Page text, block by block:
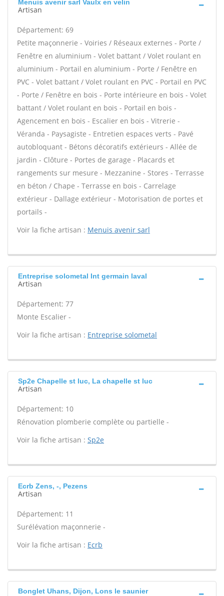
Menuis avenir sarl Vaulx en velin
Artisan
Département: 69
Petite maçonnerie - Voiries / Réseaux externes - Porte /
Fenêtre en aluminium - Volet battant / Volet roulant en
aluminium - Portail en aluminium - Porte / Fenêtre en
PVC - Volet battant / Volet roulant en PVC - Portail en PVC
- Porte / Fenêtre en bois - Porte intérieure en bois - Volet
battant / Volet roulant en bois - Portail en bois -
Agencement en bois - Escalier en bois - Vitrerie -
Véranda - Paysagiste - Entretien espaces verts - Pavé
autobloquant - Bétons décoratifs extérieurs - Allée de
jardin - Clôture - Portes de garage - Placards et
rangements sur mesure - Mezzanine - Stores - Terrasse
en béton / Chape - Terrasse en bois - Carrelage
extérieur - Dallage extérieur - Motorisation de portes et
portails -
Voir la fiche artisan : Menuis avenir sarl
Entreprise solometal Int germain laval
Artisan
Département: 77
Monte Escalier -
Voir la fiche artisan : Entreprise solometal
Sp2e Chapelle st luc, La chapelle st luc
Artisan
Département: 10
Rénovation plomberie complète ou partielle -
Voir la fiche artisan : Sp2e
Ecrb Zens, -, Pezens
Artisan
Département: 11
Surélévation maçonnerie -
Voir la fiche artisan : Ecrb
Bonglet Uhans, Dijon, Lons le saunier